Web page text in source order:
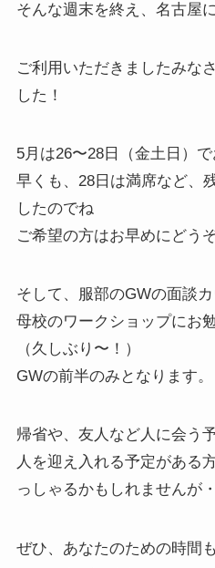
そんな週末を終え、名古屋
ご利用いただきましたみな
した！
5月は26〜28日（金土日）で
早くも、28日は満席など、
したのでね
ご希望の方はお早めにどうぞ
そして、服部のGWの面談
母校のワークショップにお
（久しぶり〜！）
GWの前半のみとなります。
帰省や、友人など人に会う
人を迎え入れる予定がある
っしゃるかもしれませんが・
ぜひ、あなたのための時間も